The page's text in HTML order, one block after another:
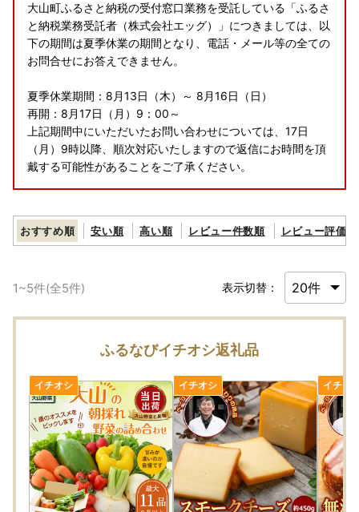
大山町ふるさと納税の受付窓口業務を受託している「ふるさ
と納税業務受託者（株式会社エッグ）」につきましては、以
下の期間は夏季休業の期間となり、電話・メール等の全ての
お問合せにお答えできません。
夏季休業期間：8月13日（木）～ 8月16日（日）
再開：8月17日（月）9：00～
上記期間中にいただいたお問い合わせについては、17日
（月）9時以降、順次対応いたしますので返信にお時間を頂
戴する可能性があることをご了承ください。
おすすめ順 安い順 高い順 レビュー件数順 レビュー評価順
1~5件(全5件) 表示切替：
ふるなびイチオシ返礼品